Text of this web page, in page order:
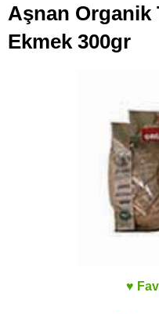
Aşnan Organik
Ekmek 300gr
♥